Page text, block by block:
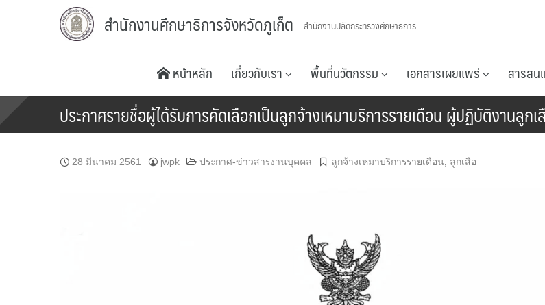
สำนักงานศึกษาธิการจังหวัดภูเก็ต สำนักงานปลัดกระทรวงศึกษาธิการ
หน้าหลัก เกี่ยวกับเรา พื้นที่นวัตกรรม เอกสารเผยแพร่ สารสน
ประกาศรายชื่อผู้ได้รับการคัดเลือกเป็นลูกจ้างเหมาบริการรายเดือน ผู้ปฏิบัติงานลูก
28 มีนาคม 2561 jwpk ประกาศ-ข่าวสารงานบุคคล ลูกจ้างเหมาบริการรายเดือน ลูกเสือ